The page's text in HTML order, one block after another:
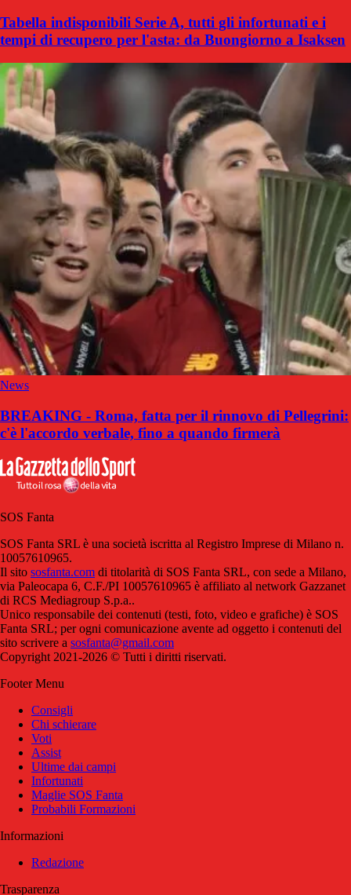
Tabella indisponibili Serie A, tutti gli infortunati e i
tempi di recupero per l'asta: da Buongiorno a Isaksen
News
BREAKING - Roma, fatta per il rinnovo di Pellegrini:
c'è l'accordo verbale, fino a quando firmerà
SOS Fanta
SOS Fanta SRL è una società iscritta al Registro Imprese di Milano n.
10057610965.
Il sito sosfanta.com di titolarità di SOS Fanta SRL, con sede a Milano,
via Paleocapa 6, C.F./PI 10057610965 è affiliato al network Gazzanet
di RCS Mediagroup S.p.a..
Unico responsabile dei contenuti (testi, foto, video e grafiche) è SOS
Fanta SRL; per ogni comunicazione avente ad oggetto i contenuti del
sito scrivere a sosfanta@gmail.com
Copyright 2021-2026 © Tutti i diritti riservati.
Footer Menu
Consigli
Chi schierare
Voti
Assist
Ultime dai campi
Infortunati
Maglie SOS Fanta
Probabili Formazioni
Informazioni
Redazione
Trasparenza